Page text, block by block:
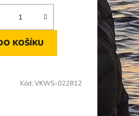
KOŠÍKU
Kód: VKWS-022812